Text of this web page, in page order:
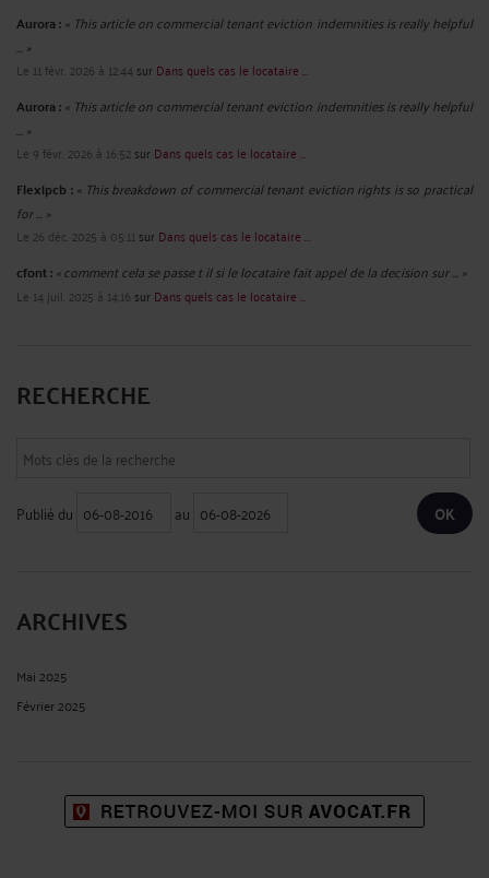
Aurora :« This article on commercial tenant eviction indemnities is really helpful
... »
Le 11 févr. 2026 à 12:44 sur Dans quels cas le locataire ...
Aurora :« This article on commercial tenant eviction indemnities is really helpful
... »
Le 9 févr. 2026 à 16:52sur Dans quels cas le locataire ...
Flexipcb : « This breakdown of commercial tenant eviction rights is so practical
for ... »
Le 26 déc. 2025 à 05:11 sur Dans quels cas le locataire ...
cfont :« comment cela se passe t il si le locataire fait appel de la decision sur ... »
Le 14 juil. 2025 à 14:16 sur Dans quels cas le locataire ...
RECHERCHE
Publié du au
ARCHIVES
Mai 2025
Février 2025